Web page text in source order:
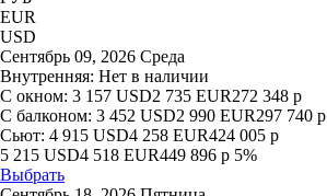
EUR
USD
Сентябрь 09, 2026 Среда
Внутренняя: Нет в наличии
С окном: 3 157 USD2 735 EUR272 348 р
С балконом: 3 452 USD2 990 EUR297 740 р
Сьют: 4 915 USD4 258 EUR424 005 р
5 215 USD4 518 EUR449 896 р 5%
Выбрать